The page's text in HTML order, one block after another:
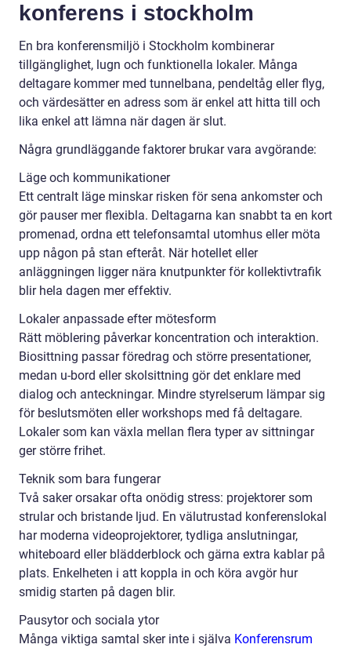
konferens i stockholm
En bra konferensmiljö i Stockholm kombinerar
tillgänglighet, lugn och funktionella lokaler. Många
deltagare kommer med tunnelbana, pendeltåg eller flyg,
och värdesätter en adress som är enkel att hitta till och
lika enkel att lämna när dagen är slut.
Några grundläggande faktorer brukar vara avgörande:
Läge och kommunikationer
Ett centralt läge minskar risken för sena ankomster och
gör pauser mer flexibla. Deltagarna kan snabbt ta en kort
promenad, ordna ett telefonsamtal utomhus eller möta
upp någon på stan efteråt. När hotellet eller
anläggningen ligger nära knutpunkter för kollektivtrafik
blir hela dagen mer effektiv.
Lokaler anpassade efter mötesform
Rätt möblering påverkar koncentration och interaktion.
Biosittning passar föredrag och större presentationer,
medan u-bord eller skolsittning gör det enklare med
dialog och anteckningar. Mindre styrelserum lämpar sig
för beslutsmöten eller workshops med få deltagare.
Lokaler som kan växla mellan flera typer av sittningar
ger större frihet.
Teknik som bara fungerar
Två saker orsakar ofta onödig stress: projektorer som
strular och bristande ljud. En välutrustad konferenslokal
har moderna videoprojektorer, tydliga anslutningar,
whiteboard eller blädderblock och gärna extra kablar på
plats. Enkelheten i att koppla in och köra avgör hur
smidig starten på dagen blir.
Pausytor och sociala ytor
Många viktiga samtal sker inte i själva Konferensrum